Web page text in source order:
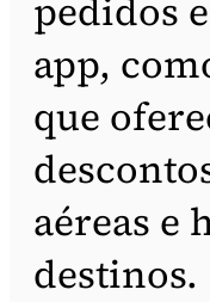
pedidos
app,
que
aéreas e
destinos.